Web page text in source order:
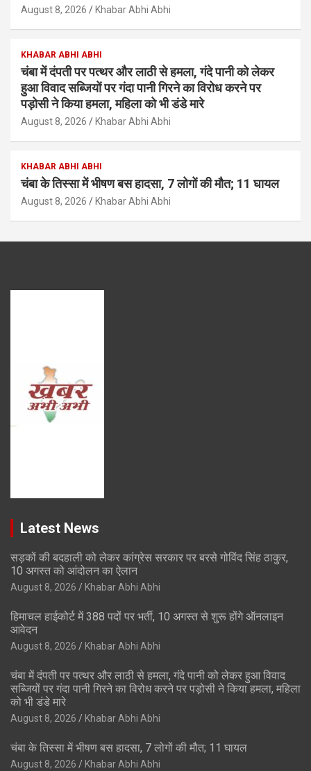
August 8, 2026 Khabar Abhi Abhi
KHABAR ABHI ABHI
चंबा में दंपती पर पत्थर और लाठी से हमला, गंदे पानी को लेकर
हुआ विवाद सब्जियों पर गंदा पानी गिरने का विरोध करने पर
पड़ोसी ने किया हमला, महिला को भी डंडे मारे
August 8, 2026 Khabar Abhi Abhi
KHABAR ABHI ABHI
चंबा के तिस्सा में भीषण बस हादसा, 7 लोगों की मौत; 11 घायल
August 8, 2026 Khabar Abhi Abhi
Latest News
सड़कों की बदहाली को लेकर कांग्रेस सरकार पर बरसे गोविंद सिंह ठाकुर,
10 अगस्त को आंदोलन का ऐलान
August 8, 2026 Khabar Abhi Abhi
हिमाचल हाईकोर्ट में 388 पदों पर भर्ती, 10 अगस्त से शुरू होंगे ऑनलाइन
आवेदन
August 8, 2026 Khabar Abhi Abhi
चंबा में दंपती पर पत्थर और लाठी से हमला, गंदे पानी को लेकर हुआ विवाद
सब्जियों पर गंदा पानी गिरने का विरोध करने पर पड़ोसी ने किया हमला, महिला
को भी डंडे मारे
August 8, 2026 Khabar Abhi Abhi
चंबा के तिस्सा में भीषण बस हादसा, 7 लोगों की मौत; 11 घायल
August 8, 2026 Khabar Abhi Abhi